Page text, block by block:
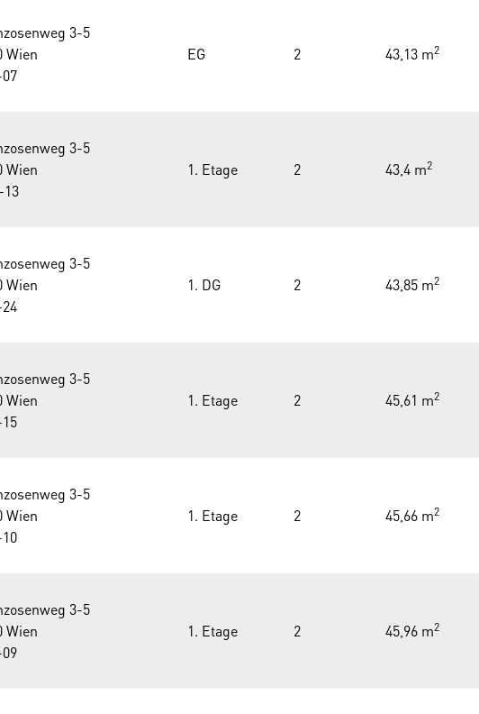
3-5
Wien
EG 2 43,13 m2
3-5
Wien
13
1. Etage 2 43,4 m2
3-5
Wien
1. DG 2 43,85 m2
3-5
Wien
1. Etage 2 45,61 m2
3-5
Wien
1. Etage 2 45,66 m2
3-5
Wien
1. Etage 2 45,96 m2